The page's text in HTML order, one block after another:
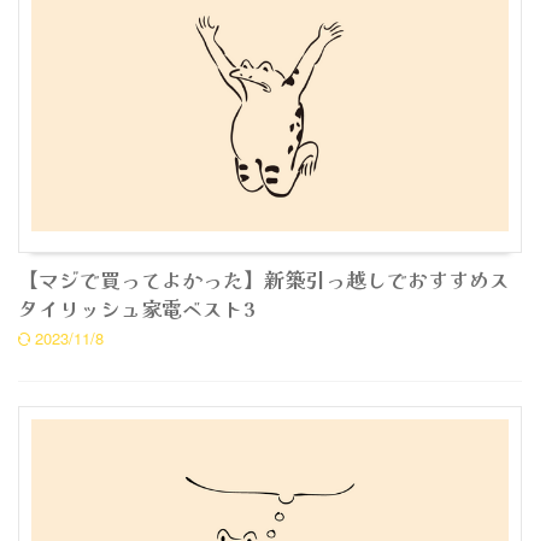
【マジで買ってよかった】新築引っ越しでおすすめス
タイリッシュ家電ベスト3
2023/11/8